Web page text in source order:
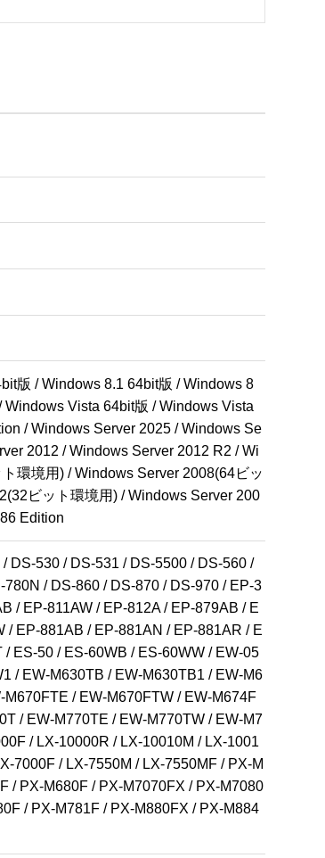
版 / Windows 8.1 64bit版 / Windows 8
Vista 64bit版 / Windows Vista
/ Windows Server 2025 / Windows Se
2012 / Windows Server 2012 R2 / Wi
環境用) / Windows Server 2008(64ビッ
ビット環境用) / Windows Server 200
Edition
DS-530 / DS-531 / DS-5500 / DS-560 /
/ DS-860 / DS-870 / DS-970 / EP-3
/ EP-811AW / EP-812A / EP-879AB / E
/ EP-881AB / EP-881AN / EP-881AR / E
ES-50 / ES-60WB / ES-60WW / EW-05
/ EW-M630TB / EW-M630TB1 / EW-M6
/ EW-M670FTW / EW-M674F
/ EW-M770TE / EW-M770TW / EW-M7
/ LX-10000R / LX-10010M / LX-1001
7000F / LX-7550M / LX-7550MF / PX-M
/ PX-M680F / PX-M7070FX / PX-M7080
/ PX-M781F / PX-M880FX / PX-M884